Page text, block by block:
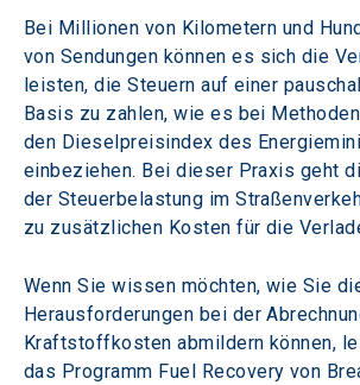
Bei Millionen von Kilometern und
von Sendungen können es sich die
leisten, die Steuern auf einer
Basis zu zahlen, wie es bei
den Dieselpreisindex des
einbeziehen. Bei dieser Praxis geht
der Steuerbelastung im
zu zusätzlichen Kosten für die
Wenn Sie wissen möchten, wie Sie
Herausforderungen bei der
Kraftstoffkosten abmildern können,
das Programm Fuel Recovery von